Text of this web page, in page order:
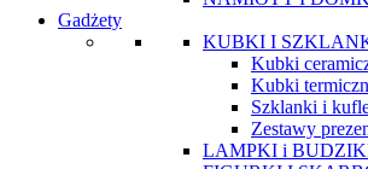
Gadżety
KUBKI I
Kubki
Kubki
Szklanki i
Zestawy
LAMPKI i